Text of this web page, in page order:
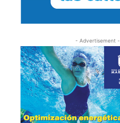
- Advertisement -